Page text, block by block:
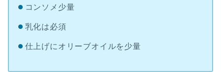
コンソメ少量
乳化は必須
仕上げにオリーブオイルを少量